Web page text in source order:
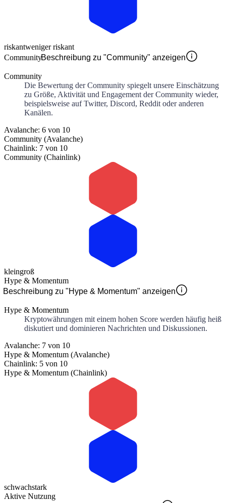
riskantweniger riskant
CommunityBeschreibung zu "Community" anzeigen
Community
Die Bewertung der Community spiegelt unsere Einschätzung
zu Größe, Aktivität und Engagement der Community wieder,
beispielsweise auf Twitter, Discord, Reddit oder anderen
Kanälen.
Avalanche: 6 von 10
Community (Avalanche)
Chainlink: 7 von 10
Community (Chainlink)
kleingroß
Hype & Momentum
Beschreibung zu "Hype & Momentum" anzeigen
Hype & Momentum
Kryptowährungen mit einem hohen Score werden häufig heiß
diskutiert und dominieren Nachrichten und Diskussionen.
Avalanche: 7 von 10
Hype & Momentum (Avalanche)
Chainlink: 5 von 10
Hype & Momentum (Chainlink)
schwachstark
Aktive Nutzung